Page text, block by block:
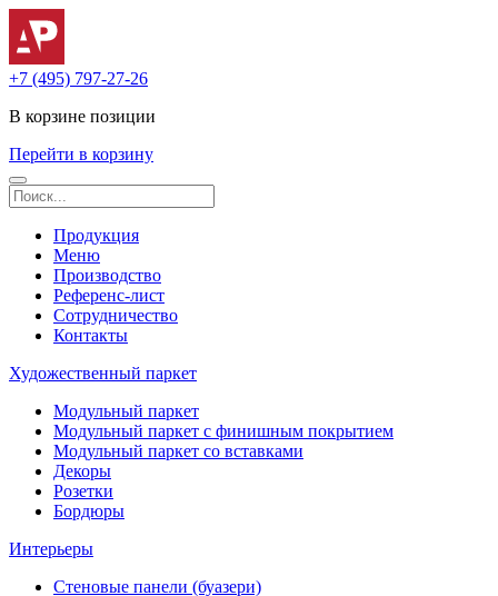
+7 (495) 797-27-26
В корзине позиции
Перейти в корзину
Продукция
Меню
Производство
Референс-лист
Сотрудничество
Контакты
Художественный паркет
Модульный паркет
Модульный паркет с финишным покрытием
Модульный паркет со вставками
Декоры
Розетки
Бордюры
Интерьеры
Стеновые панели (буазери)